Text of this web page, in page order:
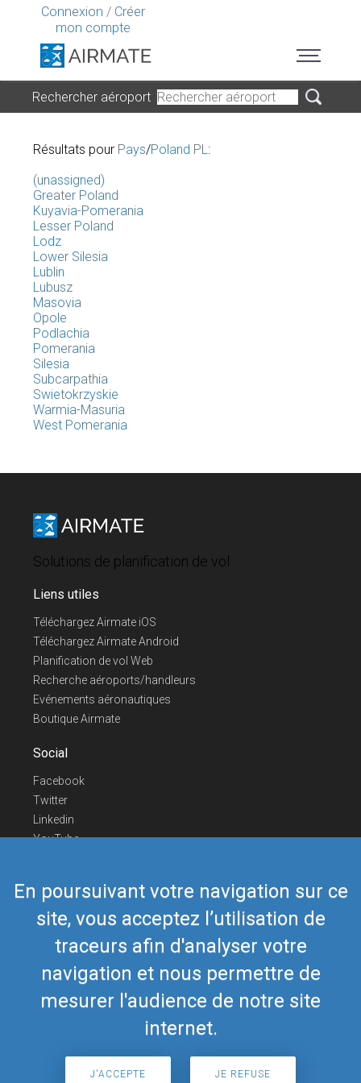
Connexion / Créer
mon compte
En poursuivant votre navigation sur ce
site, vous acceptez l’utilisation de
traceurs afin d'analyser votre
navigation et nous permettre de
mesurer l'audience de notre site
internet.
J'ACCEPTE JE REFUSE
Rechercher aéroport
Résultats pour Pays/Poland PL:
(unassigned)
Greater Poland
Kuyavia-Pomerania
Lesser Poland
Lodz
Lower Silesia
Lublin
Lubusz
Masovia
Opole
Podlachia
Pomerania
Silesia
Subcarpathia
Swietokrzyskie
Warmia-Masuria
West Pomerania
Solutions de planification de vol
Liens utiles
Téléchargez Airmate iOS
Téléchargez Airmate Android
Planification de vol Web
Recherche aéroports/handleurs
Evénements aéronautiques
Boutique Airmate
Social
Facebook
Twitter
Linkedin
YouTube
Nous contacter
Téléphone Europe+352 26441835
Téléphone US/Canada418-592-8862
(c) Myriel Aviation SA
© 2019 Airmate -Conditions d'utilisation-Vie
Back to top